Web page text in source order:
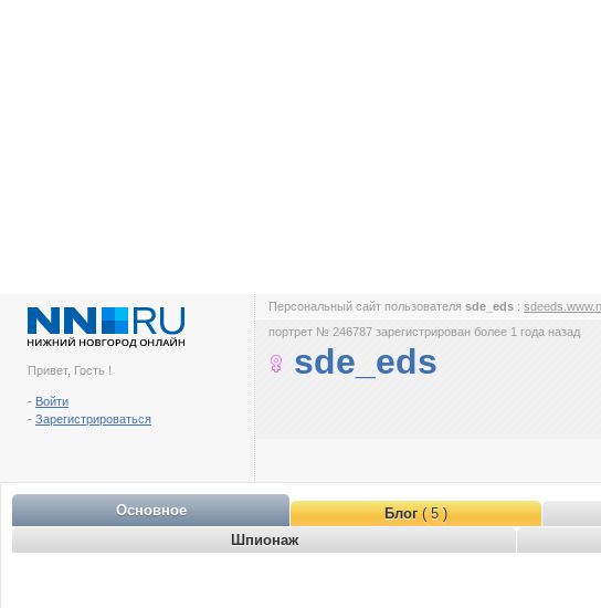
Привет, Гость !
- Войти
- Зарегистрироваться
Персональный сайт пользователя sde_eds :
портрет № 246787 зарегистрирован более 1 года назад
sde_eds
Основное Блог( 5 )
Шпионаж